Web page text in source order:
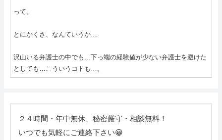
って。
とにかくさ、なんていうか…
沢山いる弁護士の中でも…下っ端の経験値が少ない弁護士を避けた
としても…こういうコトも…。
２４時間・年中無休、秘密厳守・相談無料！
いつでも気軽にご連絡下さい😀